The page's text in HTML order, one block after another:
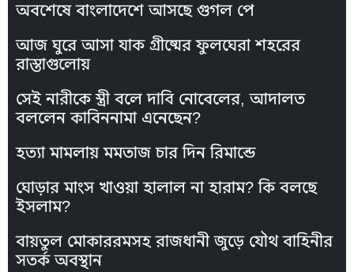
অবশেষে বাংলাদেশে আসছে গুগল পে
আজ ঘুরে আসা যাক গ্রীষ্মের ফুলঘেরা শহরের
রাস্তাগুলোয়
সেই নারীকে স্ত্রী বলে দাবি নোবেলের, আদালত
বললেন কাবিননামা এনেছেন?
হত্যা মামলায় মমতাজ চার দিন রিমান্ডে
ঘোড়ার মাংস খাওয়া হালাল না হারাম? কি বলছে
ইসলাম?
বায়তুল মোকাররমসহ রাজধানী জুড়ে যৌথ বাহিনীর
সতর্ক অবস্থান